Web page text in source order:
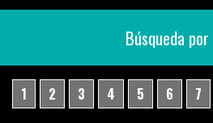
Búsqueda
1 2 3 4 5 6 7